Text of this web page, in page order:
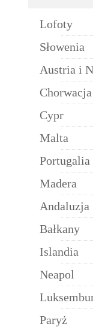
Lofoty
Słowenia
Austria i
Chorwacja
Cypr
Malta
Portugalia
Madera
Andaluzja
Bałkany
Islandia
Neapol
Paryż